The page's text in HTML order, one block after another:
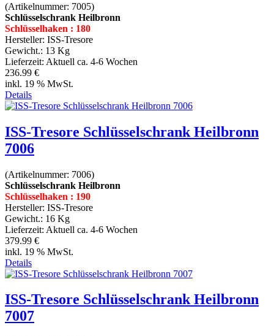
(Artikelnummer: 7005)
Schlüsselschrank Heilbronn
Schlüsselhaken : 180
Hersteller: ISS-Tresore
Gewicht.: 13 Kg
Lieferzeit: Aktuell ca. 4-6 Wochen
236.99 €
inkl. 19 % MwSt.
Details
ISS-Tresore Schlüsselschrank Heilbronn
7006
(Artikelnummer: 7006)
Schlüsselschrank Heilbronn
Schlüsselhaken : 190
Hersteller: ISS-Tresore
Gewicht.: 16 Kg
Lieferzeit: Aktuell ca. 4-6 Wochen
379.99 €
inkl. 19 % MwSt.
Details
ISS-Tresore Schlüsselschrank Heilbronn
7007